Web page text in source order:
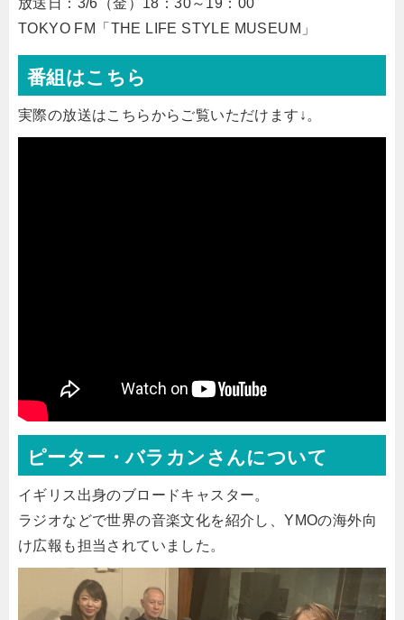
放送日：3/6（金）18：30～19：00
TOKYO FM「THE LIFE STYLE MUSEUM」
番組はこちら
実際の放送はこちらからご覧いただけます↓。
ピーター・バラカンさんについて
イギリス出身のブロードキャスター。
ラジオなどで世界の音楽文化を紹介し、YMOの海外向
け広報も担当されていました。